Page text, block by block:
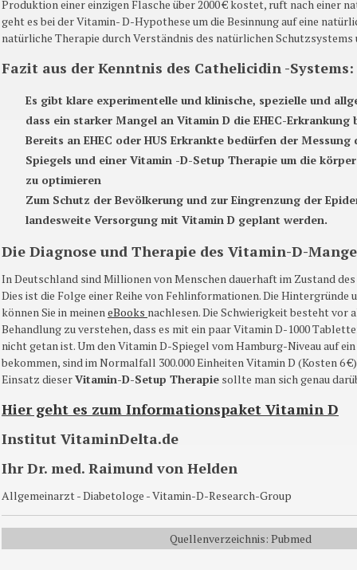
Produktion einer einzigen Flasche über 2000 € kostet, ruft nach einer
geht es bei der Vitamin- D-Hypothese um die Besinnung auf eine
natürliche Therapie durch Verständnis des natürlichen Schutzsystems
Fazit aus der Kenntnis des Cathelicidin -Systems:
Es gibt klare experimentelle und klinische, spezielle und
dass ein starker Mangel an Vitamin D die EHEC-Erkrankung
Bereits an EHEC oder HUS Erkrankte bedürfen der Messung
Spiegels und einer Vitamin -D-Setup Therapie um die
zu optimieren
Zum Schutz der Bevölkerung und zur Eingrenzung der
landesweite Versorgung mit Vitamin D geplant werden.
Die Diagnose und Therapie des Vitamin-D-
In Deutschland sind Millionen von Menschen dauerhaft im Zustand des
Dies ist die Folge einer Reihe von Fehlinformationen. Die Hintergründe
können Sie in meineneBooks nachlesen. Die Schwierigkeit besteht vor
Behandlung zu verstehen, dass es mit ein paar VitaminD-1000
nicht getan ist. Um den VitaminD-Spiegel vom Hamburg-Niveau auf ein
bekommen, sind im Normalfall 300.000 Einheiten VitaminD (Kosten 6
Einsatz dieserVitamin-D-Setup Therapie sollte man sich genau
Hier geht es zum Informationspaket Vitamin D
Institut VitaminDelta.de
IhrDr. med. Raimund von Helden
Allgemeinarzt-Diabetologe -Vitamin-D-Research-Group
Quellenverzeichnis: Pubmed